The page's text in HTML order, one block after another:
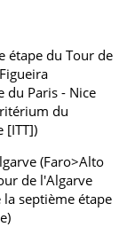
étape du Tour de
du Paris - Nice
du
[ITT])
(Faro>Alto
de l'Algarve
la septième étape